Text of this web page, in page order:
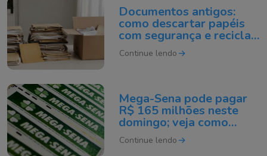
Documentos antigos:
como descartar papéis
com segurança e reciclar
do jeito certo
Continue lendo
Mega-Sena pode pagar
R$ 165 milhões neste
domingo; veja como
apostar
Continue lendo